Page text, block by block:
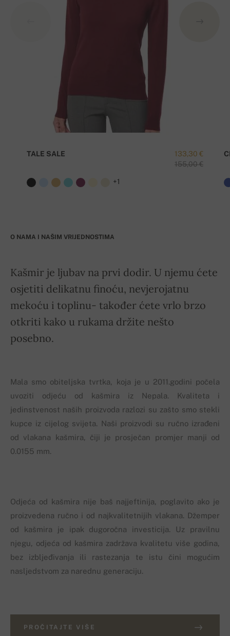
133,30 €
155,00 €
TALE SALE
+1
O NAMA I NAŠIM VRIJEDNOSTIMA
Kašmir je ljubav na prvi dodir. U njemu ćete
osjetiti delikatnu finoću, nevjerojatnu
mekoću i toplinu- također ćete vrlo brzo
otkriti kako u rukama držite nešto
posebno.
Mala smo obiteljska tvrtka, koja je u 2011.godini počela
uvoziti odjeću od kašmira iz Nepala. Kvaliteta i
jedinstvenost naših proizvoda razlozi su zašto smo stekli
kupce iz cijelog svijeta. Naši proizvodi su ručno izrađeni
od vlakana kašmira, čiji je prosječan promjer manji od
0.0155 mm.
Odjeća od kašmira nije baš najjeftinija, poglavito ako je
proizvedena ručno i od najkvalitetnijih vlakana. Džemper
od kašmira je ipak dugoročna investicija. Uz pravilnu
njegu, odjeća od kašmira zadržava kvalitetu više godina,
bez izbljeđivanja ili rastezanja te istu čini mogućim
nasljedstvom za narednu generaciju.
PROČITAJTE VIŠE